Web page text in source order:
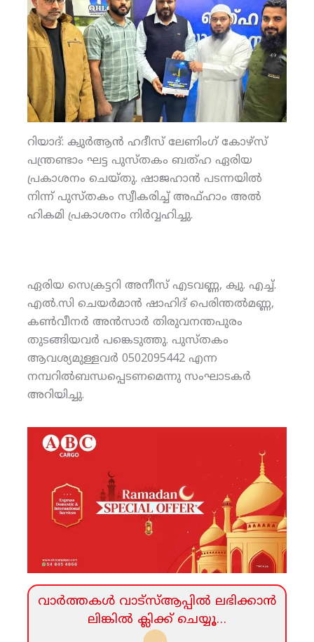
റിയാദ്: ക്വുര്‍ആന്‍ ഹദീസ് ലേണിംഗ് കോഴ്‌സ്
പന്ത്രണ്ടാം ഘട്ട പുസ്തകം ബത്ഹ ഏരിയ
പ്രകാശനം ചെയ്തു. ഷാജഹാന്‍ പടന്നയില്‍
നിന്ന് പുസ്തകം സ്വീകരിച്ച് അഫ്ഹാം അല്‍
ഹികമി പ്രകാശനം നിര്‍വ്വഹിച്ചു.
ഏരിയ സെക്രട്ടറി അനീസ് എടവണ്ണ, ക്വു. എച്ച്.
എല്‍.സി ചെയര്‍മാന്‍ ഷാഹിദ് പെരിന്തല്‍മണ്ണ,
കണ്‍വീനര്‍ അന്‍സാര്‍ തിരുവനന്തപുരം
തുടങ്ങിയവര്‍ പങ്കെടുത്തു. പുസ്തകം
ആവശ്യമുള്ളവര്‍ 0502095442 എന്ന
നമ്പറില്‍ബന്ധപ്പെടണമെന്നു സംഘാടകര്‍
അറിയിച്ചു.
വാര്‍ത്തകള്‍ വാട്‌സ്‌ആപ്പില്‍ ലഭിക്കാന്‍
ലിങ്കില്‍ ക്ലിക്ക്‌ ചെയ്യൂ…